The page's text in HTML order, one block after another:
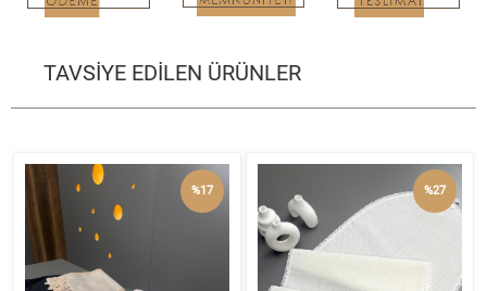
TAVSİYE EDİLEN ÜRÜNLER
%17 %27